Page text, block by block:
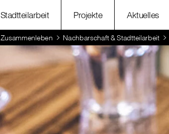
Stadtteilarbeit Projekte Aktuelles
Zusammenleben Nachbarschaft & Stadtteilarbeit